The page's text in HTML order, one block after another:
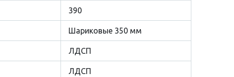
390
Шариковые 350 мм
ЛДСП
ЛДСП